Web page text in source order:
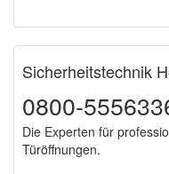
Sicherheitstechnik
0800-
Die Experten für
Türöffnungen.